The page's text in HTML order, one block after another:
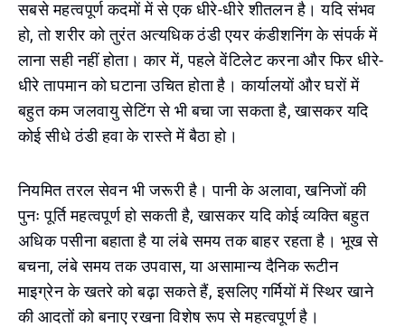
सबसे महत्वपूर्ण कदमों में से एक धीरे-धीरे शीतलन है। यदि संभव
हो, तो शरीर को तुरंत अत्यधिक ठंडी एयर कंडीशनिंग के संपर्क में
लाना सही नहीं होता। कार में, पहले वेंटिलेट करना और फिर धीरे-
धीरे तापमान को घटाना उचित होता है। कार्यालयों और घरों में
बहुत कम जलवायु सेटिंग से भी बचा जा सकता है, खासकर यदि
कोई सीधे ठंडी हवा के रास्ते में बैठा हो।
नियमित तरल सेवन भी जरूरी है। पानी के अलावा, खनिजों की
पुनः पूर्ति महत्वपूर्ण हो सकती है, खासकर यदि कोई व्यक्ति बहुत
अधिक पसीना बहाता है या लंबे समय तक बाहर रहता है। भूख से
बचना, लंबे समय तक उपवास, या असामान्य दैनिक रूटीन
माइग्रेन के खतरे को बढ़ा सकते हैं, इसलिए गर्मियों में स्थिर खाने
की आदतों को बनाए रखना विशेष रूप से महत्वपूर्ण है।